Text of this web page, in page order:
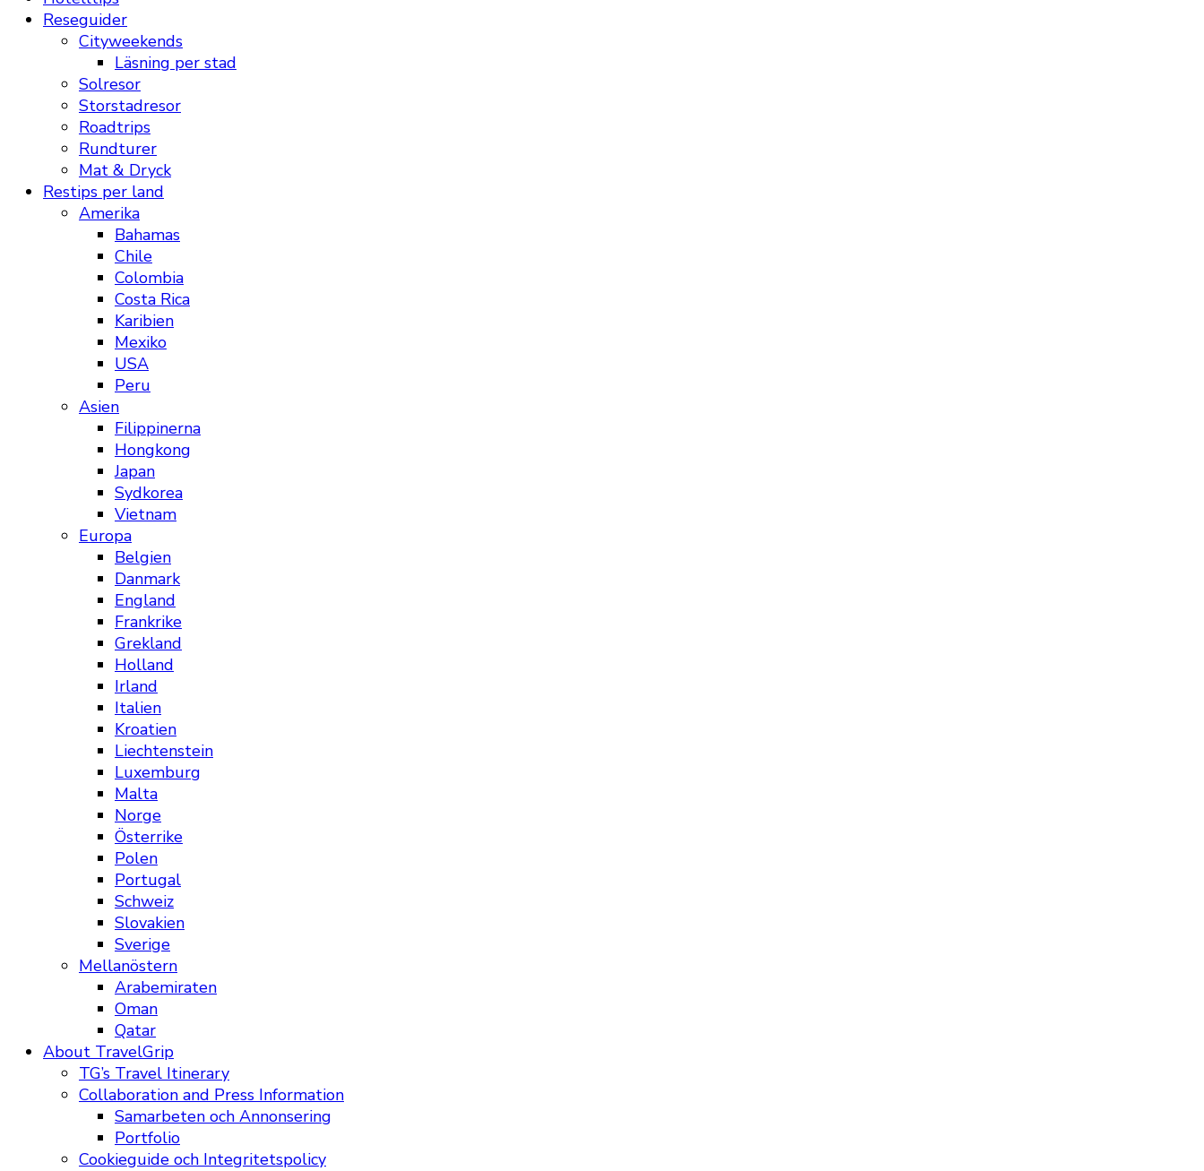
Reseguider
Cityweekends
Läsning per stad
Solresor
Storstadresor
Roadtrips
Rundturer
Mat & Dryck
Restips per land
Amerika
Bahamas
Chile
Colombia
Costa Rica
Karibien
Mexiko
USA
Peru
Asien
Filippinerna
Hongkong
Japan
Sydkorea
Vietnam
Europa
Belgien
Danmark
England
Frankrike
Grekland
Holland
Irland
Italien
Kroatien
Liechtenstein
Luxemburg
Malta
Norge
Österrike
Polen
Portugal
Schweiz
Slovakien
Sverige
Mellanöstern
Arabemiraten
Oman
Qatar
About TravelGrip
TG’s Travel Itinerary
Collaboration and Press Information
Samarbeten och Annonsering
Portfolio
Cookieguide och Integritetspolicy